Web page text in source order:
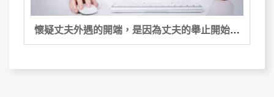
懷疑丈夫外遇的開端，是因為丈夫的舉止開始不
一樣